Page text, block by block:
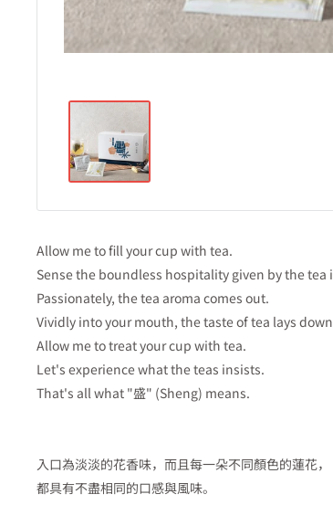
Allow me to fill your cup with tea.
Sense the boundless hospitality given by the tea
Passionately, the tea aroma comes out.
Vividly into your mouth, the taste of tea lays
Allow me to treat your cup with tea.
Let's experience what the teas insists.
That's all what "盛" (Sheng) means.
入口為淡淡的花香味，而且每一朵不同顏色的蓮花，
都具有不盡相同的口感與風味。